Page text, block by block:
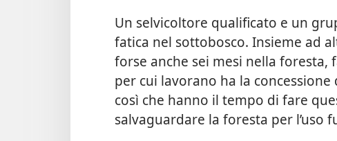
Un selvicoltore qualificato e un
fatica nel sottobosco. Insieme ad
forse anche sei mesi nella foresta,
per cui lavorano ha la
così che hanno il tempo di fare
salvaguardare la foresta per l’uso